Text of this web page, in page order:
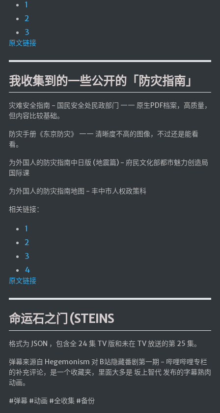
1
2
3
原文链接
我收集到的一些公开的「防灾指南」
灾难安全指南 - 国民安全处民政部门 —— 原生PDF档案，高质量，
但内容比较基础。
防灾手册《东京防灾》 —— 清晰度不高的图像，不过还是能看
看。
为外国人的防灾指南中日版 (地震篇) - 府民文化部都市魅力创造局
国际课
为外国人的防灾指南地图 - 丰中市人权政策科
相关链接：
1
2
3
4
原文链接
命运石之门 (STEINS
格式为 JSON ，包含全 24 集 TV 版和未在 TV 放送的第 25 集。
弹幕来源自 Hegemonism 对 B站隐藏番剧第一期 - 哔哩哔哩专栏
的补充评论，是一个收藏夹，里面大多是 坂上智代 发布的字幕熟肉
动画。
#弹幕 #动画 #全收集 #备份
夜色折现效果
🚩合集
技术
⌛时光轴
🎅登录